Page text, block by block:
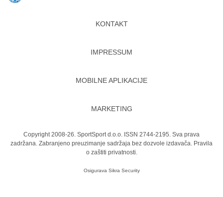
KONTAKT
IMPRESSUM
MOBILNE APLIKACIJE
MARKETING
Copyright 2008-26. SportSport d.o.o. ISSN 2744-2195. Sva prava
zadržana. Zabranjeno preuzimanje sadržaja bez dozvole izdavača. Pravila
o zaštiti privatnosti.
Osigurava Sikra Security